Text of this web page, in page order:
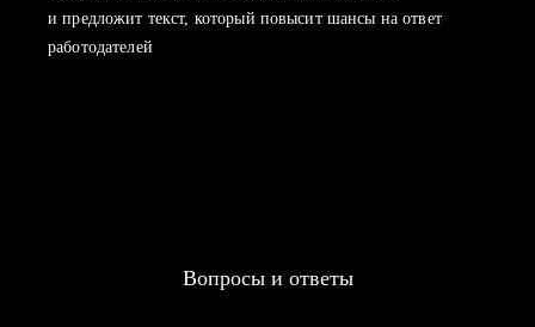
и предложит текст, который повысит шансы на ответ
работодателей
Вопросы и ответы